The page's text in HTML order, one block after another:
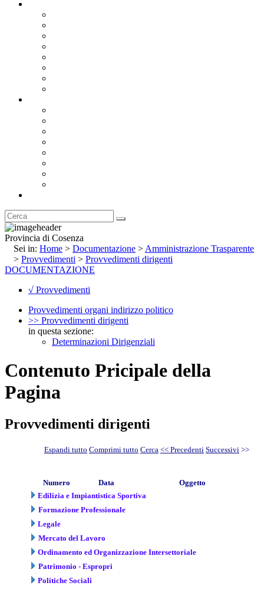
Provincia di Cosenza
Sei in: Home > Documentazione > Amministrazione Trasparente
> Provvedimenti > Provvedimenti dirigenti
DOCUMENTAZIONE
√ Provvedimenti
Provvedimenti organi indirizzo politico
>> Provvedimenti dirigenti
in questa sezione:
Determinazioni Dirigenziali
Contenuto Pricipale della
Pagina
Provvedimenti dirigenti
Espandi tutto Comprimi tutto Cerca << Precedenti Successivi >>
Numero Data
Oggetto
Edilizia e Impiantistica Sportiva
Formazione Professionale
Legale
Mercato del Lavoro
Ordinamento ed Organizzazione Intersettoriale
Patrimonio - Espropri
Politiche Sociali